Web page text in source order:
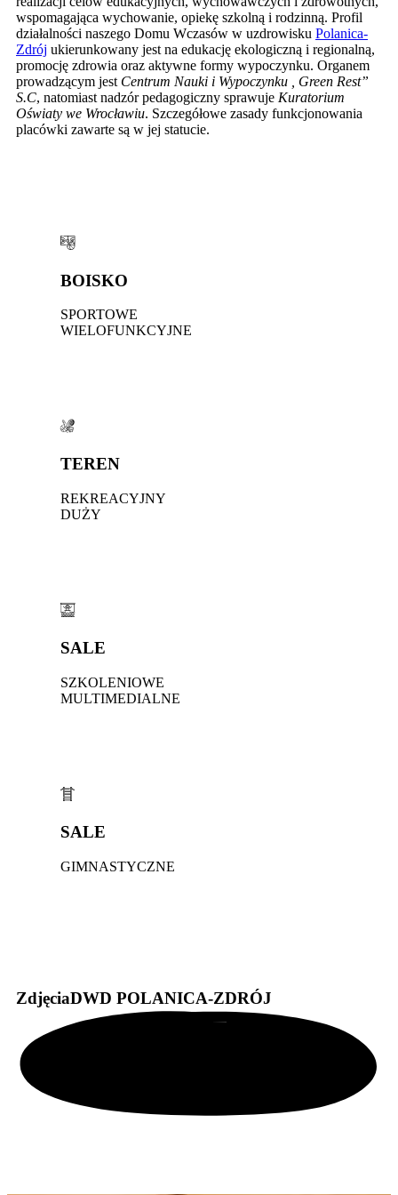
wspomagająca wychowanie, opiekę szkolną i rodzinną. Profil
działalności naszego Domu Wczasów w uzdrowisku Polanica-
Zdrój ukierunkowany jest na edukację ekologiczną i regionalną,
promocję zdrowia oraz aktywne formy wypoczynku. Organem
prowadzącym jest Centrum Nauki i Wypoczynku , Green Rest”
S.C, natomiast nadzór pedagogiczny sprawuje Kuratorium
Oświaty we Wrocławiu. Szczegółowe zasady funkcjonowania
placówki zawarte są w jej statucie.
BOISKO
SPORTOWE
WIELOFUNKCYJNE
TEREN
REKREACYJNY
DUŻY
SALE
SZKOLENIOWE
MULTIMEDIALNE
SALE
GIMNASTYCZNE
ZdjęciaDWD POLANICA-ZDRÓJ